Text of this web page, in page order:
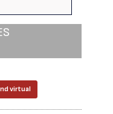
virtual